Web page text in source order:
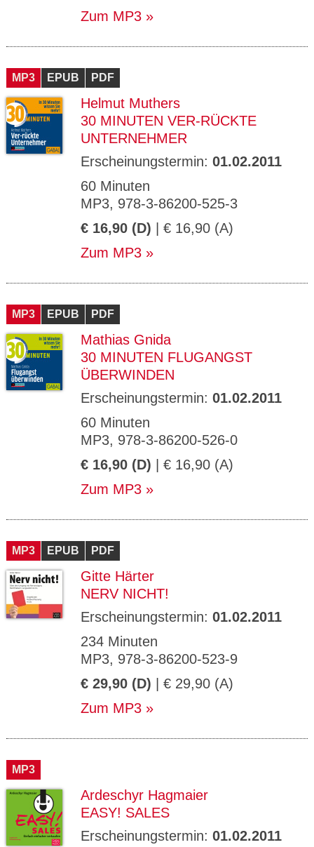
Zum MP3
MP3 EPUB PDF
Helmut Muthers
30 MINUTEN VER-RÜCKTE
UNTERNEHMER
Erscheinungstermin: 01.02.2011
60 Minuten
MP3, 978-3-86200-525-3
€ 16,90 (D) | € 16,90 (A)
Zum MP3
MP3 EPUB PDF
Mathias Gnida
30 MINUTEN FLUGANGST
ÜBERWINDEN
Erscheinungstermin: 01.02.2011
60 Minuten
MP3, 978-3-86200-526-0
€ 16,90 (D) | € 16,90 (A)
Zum MP3
MP3 EPUB PDF
Gitte Härter
NERV NICHT!
Erscheinungstermin: 01.02.2011
234 Minuten
MP3, 978-3-86200-523-9
€ 29,90 (D) | € 29,90 (A)
Zum MP3
MP3
Ardeschyr Hagmaier
EASY! SALES
Erscheinungstermin: 01.02.2011